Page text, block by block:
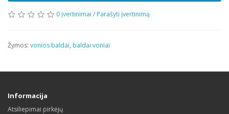
0 įvertinimai / Parašyti įvertinimą
Žymos: vonios baldai, baldai voniai
Informacija
Atsiliepimai pirkėjų